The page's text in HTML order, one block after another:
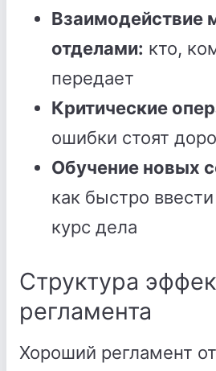
Взаимодействие
отделами: кто,
передает
Критические
ошибки стоят
Обучение новых
как быстро
курс дела
Структура
регламента
Хороший регламент